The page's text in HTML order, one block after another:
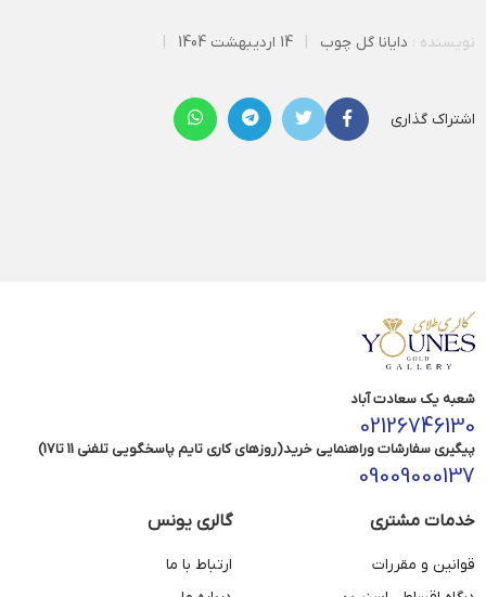
نویسنده : دایانا گل چوب 14 اردیبهشت 1404
اشتراک گذاری
شعبه یک سعادت آباد
02126746130
پیگیری سفارشات وراهنمایی خرید(روزهای کاری تایم پاسخگویی تلفنی 11 تا17)
09009000137
خدمات مشتری
قوانین و مقررات
گالری یونس
ارتباط با ما